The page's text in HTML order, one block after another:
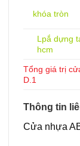
khóa tròn
Lpắ dựng
hcm
Tổng giá trị
D.1
Thông tin
Cửa nhựa